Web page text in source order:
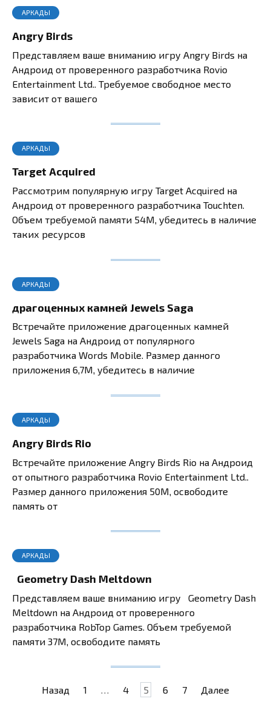
АРКАДЫ
Angry Birds
Представляем ваше вниманию игру Angry Birds на
Андроид от проверенного разработчика Rovio
Entertainment Ltd.. Требуемое свободное место
зависит от вашего
АРКАДЫ
Target Acquired
Рассмотрим популярную игру Target Acquired на
Андроид от проверенного разработчика Touchten.
Объем требуемой памяти 54M, убедитесь в наличие
таких ресурсов
АРКАДЫ
драгоценных камней Jewels Saga
Встречайте приложение драгоценных камней
Jewels Saga на Андроид от популярного
разработчика Words Mobile. Размер данного
приложения 6,7M, убедитесь в наличие
АРКАДЫ
Angry Birds Rio
Встречайте приложение Angry Birds Rio на Андроид
от опытного разработчика Rovio Entertainment Ltd..
Размер данного приложения 50M, освободите
память от
АРКАДЫ
Geometry Dash Meltdown
Представляем ваше вниманию игру Geometry Dash
Meltdown на Андроид от проверенного
разработчика RobTop Games. Объем требуемой
памяти 37M, освободите память
Пагинация
Назад 1 … 4 5 6 7 Далее